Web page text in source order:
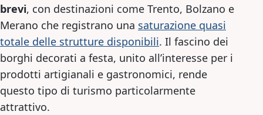
brevi, con destinazioni come Trento, Bolzano e
Merano che registrano una saturazione quasi
totale delle strutture disponibili. Il fascino dei
borghi decorati a festa, unito all’interesse per i
prodotti artigianali e gastronomici, rende
questo tipo di turismo particolarmente
attrattivo.